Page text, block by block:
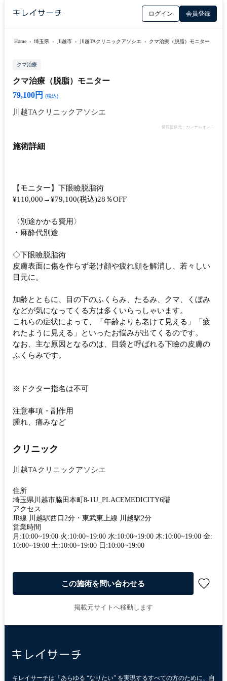
ログイン 会員登録
Home › 埼玉県 › 川越市 › 川越TAクリニックアソシエ › クマ治療（脱脂）モニター
クマ治療
クマ治療（脱脂）モニター
79,100円
(税込)
川越TAクリニックアソシエ
情報提供元：カンナムオンニ
施術詳細
【モニター】下眼瞼脱脂術
¥110,000→¥79,100(税込)28％OFF
〈別途かかる費用〉
・麻酔代別途
◇下眼瞼脱脂術
皮膚表面に傷を作らず老け顔や疲れ顔を解消し、若々しい
目元に。
加齢とともに、目の下のふくらみ、たるみ、クマ、くぼみ
などが気になってくる方は多くいらっしゃいます。
これらの症状によって、「年齢よりも老けて見える」「疲
れたように見える」といったお悩みが出てくるのです。
なお、主な原因となるのは、目袋と呼ばれる下瞼の皮膚の
ふくらみです。
※ドクター指名は不可
注意事項・副作用
腫れ、痛みなど
クリニック
川越TAクリニックアソシエ
住所
埼玉県川越市脇田本町8-1U_PLACEMEDICITY6階
アクセス
JR線 川越駅西口2分・東武東上線 川越駅2分
営業時間
月:10:00~19:00 火:10:00~19:00 水:10:00~19:00 木:10:00~19:00 金:
10:00~19:00 土:10:00~19:00 日:10:00~19:00
この施術を問い合わせる
掲載元サイトへ移動します
キレイサーチは「あらゆる “なりたい” を実現するすべての方のために、自